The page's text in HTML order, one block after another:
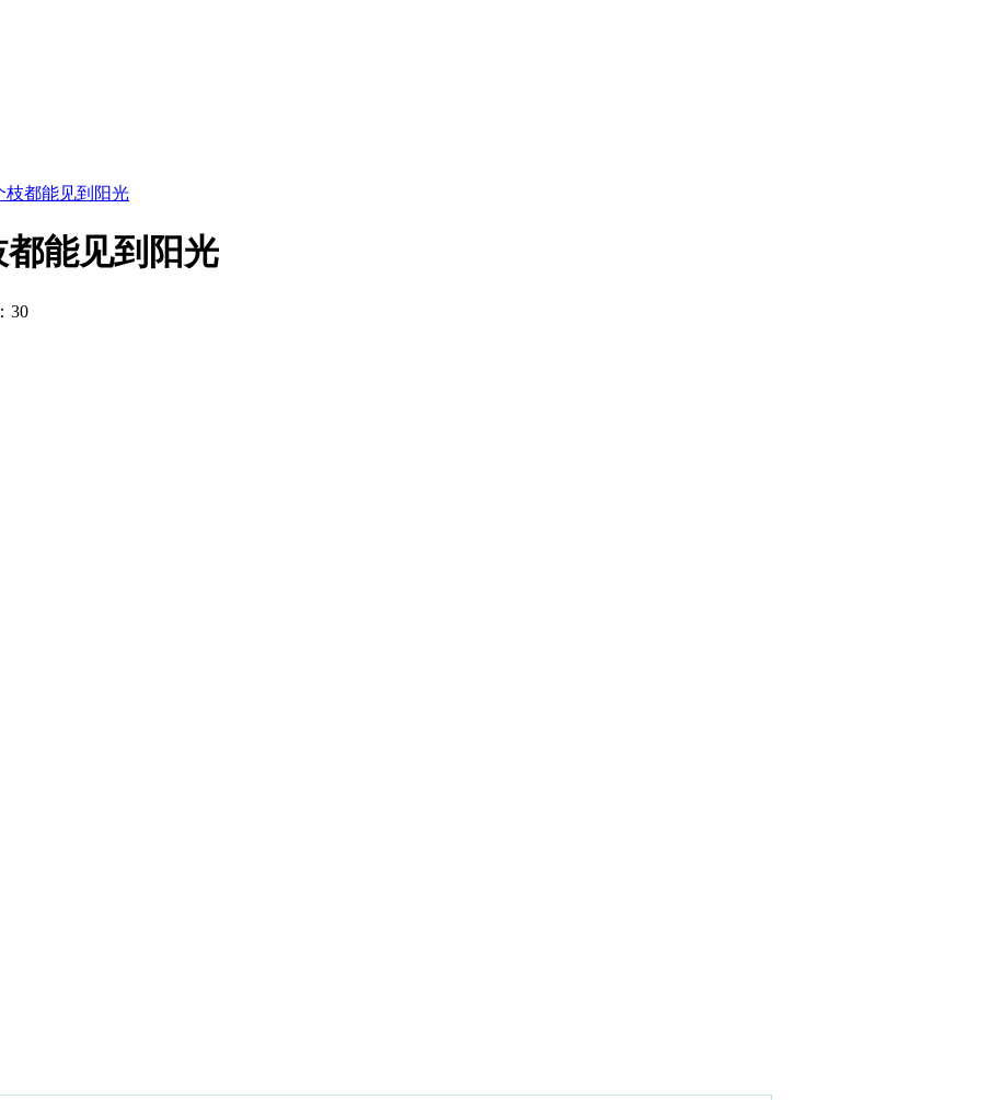
枝都能见到阳光
能见到阳光
30